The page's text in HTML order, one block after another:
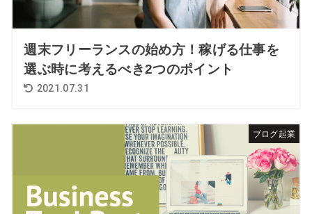
週末フリーランスの始め方！稼げる仕事を
選ぶ時に考えるべき2つのポイント
2021.07.31
ブログ起業